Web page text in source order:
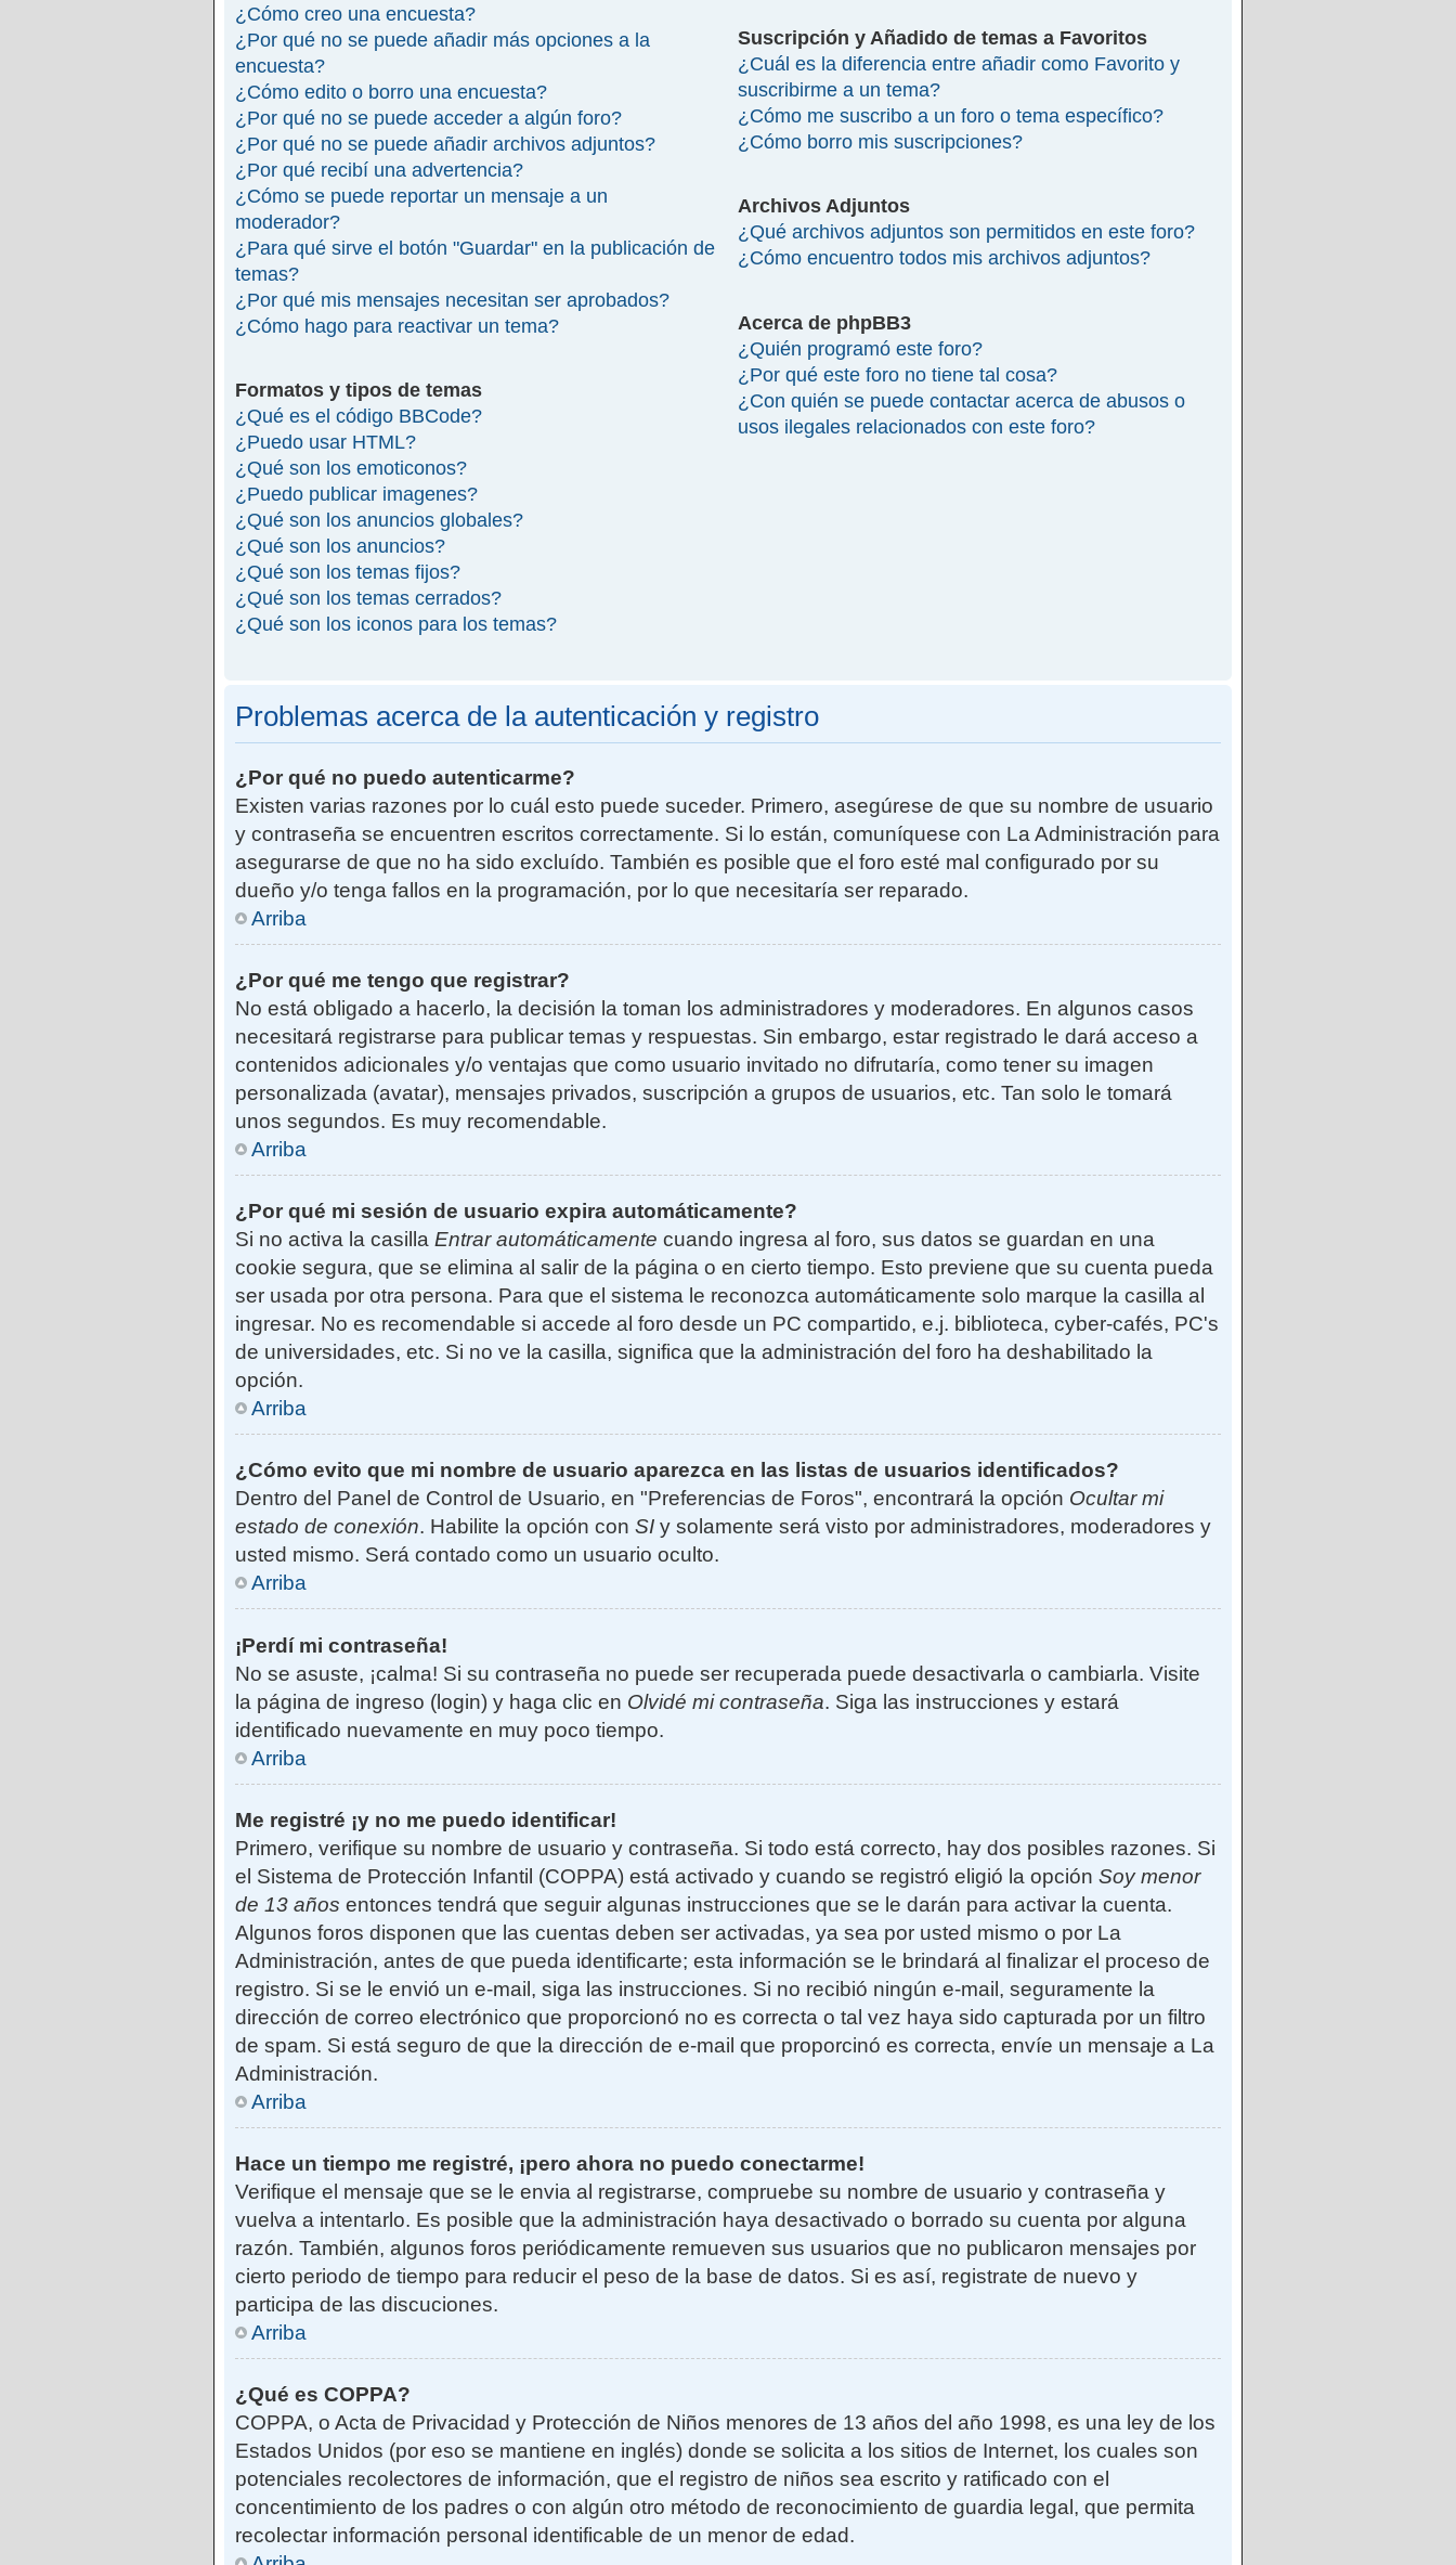
¿Cómo creo una encuesta?
¿Por qué no se puede añadir más opciones a la
encuesta?
¿Cómo edito o borro una encuesta?
¿Por qué no se puede acceder a algún foro?
¿Por qué no se puede añadir archivos adjuntos?
¿Por qué recibí una advertencia?
¿Cómo se puede reportar un mensaje a un
moderador?
¿Para qué sirve el botón "Guardar" en la publicación de
temas?
¿Por qué mis mensajes necesitan ser aprobados?
¿Cómo hago para reactivar un tema?
Formatos y tipos de temas
¿Qué es el código BBCode?
¿Puedo usar HTML?
¿Qué son los emoticonos?
¿Puedo publicar imagenes?
¿Qué son los anuncios globales?
¿Qué son los anuncios?
¿Qué son los temas fijos?
¿Qué son los temas cerrados?
¿Qué son los iconos para los temas?
Suscripción y Añadido de temas a Favoritos
¿Cuál es la diferencia entre añadir como Favorito y
suscribirme a un tema?
¿Cómo me suscribo a un foro o tema específico?
¿Cómo borro mis suscripciones?
Archivos Adjuntos
¿Qué archivos adjuntos son permitidos en este foro?
¿Cómo encuentro todos mis archivos adjuntos?
Acerca de phpBB3
¿Quién programó este foro?
¿Por qué este foro no tiene tal cosa?
¿Con quién se puede contactar acerca de abusos o
usos ilegales relacionados con este foro?
Problemas acerca de la autenticación y registro
¿Por qué no puedo autenticarme?
Existen varias razones por lo cuál esto puede suceder. Primero, asegúrese de que su nombre de usuario
y contraseña se encuentren escritos correctamente. Si lo están, comuníquese con La Administración para
asegurarse de que no ha sido excluído. También es posible que el foro esté mal configurado por su
dueño y/o tenga fallos en la programación, por lo que necesitaría ser reparado.
Arriba
¿Por qué me tengo que registrar?
No está obligado a hacerlo, la decisión la toman los administradores y moderadores. En algunos casos
necesitará registrarse para publicar temas y respuestas. Sin embargo, estar registrado le dará acceso a
contenidos adicionales y/o ventajas que como usuario invitado no difrutaría, como tener su imagen
personalizada (avatar), mensajes privados, suscripción a grupos de usuarios, etc. Tan solo le tomará
unos segundos. Es muy recomendable.
Arriba
¿Por qué mi sesión de usuario expira automáticamente?
Si no activa la casilla Entrar automáticamente cuando ingresa al foro, sus datos se guardan en una
cookie segura, que se elimina al salir de la página o en cierto tiempo. Esto previene que su cuenta pueda
ser usada por otra persona. Para que el sistema le reconozca automáticamente solo marque la casilla al
ingresar. No es recomendable si accede al foro desde un PC compartido, e.j. biblioteca, cyber-cafés, PC's
de universidades, etc. Si no ve la casilla, significa que la administración del foro ha deshabilitado la
opción.
Arriba
¿Cómo evito que mi nombre de usuario aparezca en las listas de usuarios identificados?
Dentro del Panel de Control de Usuario, en "Preferencias de Foros", encontrará la opción Ocultar mi
estado de conexión. Habilite la opción con SI y solamente será visto por administradores, moderadores y
usted mismo. Será contado como un usuario oculto.
Arriba
¡Perdí mi contraseña!
No se asuste, ¡calma! Si su contraseña no puede ser recuperada puede desactivarla o cambiarla. Visite
la página de ingreso (login) y haga clic en Olvidé mi contraseña. Siga las instrucciones y estará
identificado nuevamente en muy poco tiempo.
Arriba
Me registré ¡y no me puedo identificar!
Primero, verifique su nombre de usuario y contraseña. Si todo está correcto, hay dos posibles razones. Si
el Sistema de Protección Infantil (COPPA) está activado y cuando se registró eligió la opción Soy menor
de 13 años entonces tendrá que seguir algunas instrucciones que se le darán para activar la cuenta.
Algunos foros disponen que las cuentas deben ser activadas, ya sea por usted mismo o por La
Administración, antes de que pueda identificarte; esta información se le brindará al finalizar el proceso de
registro. Si se le envió un e-mail, siga las instrucciones. Si no recibió ningún e-mail, seguramente la
dirección de correo electrónico que proporcionó no es correcta o tal vez haya sido capturada por un filtro
de spam. Si está seguro de que la dirección de e-mail que proporcinó es correcta, envíe un mensaje a La
Administración.
Arriba
Hace un tiempo me registré, ¡pero ahora no puedo conectarme!
Verifique el mensaje que se le envia al registrarse, compruebe su nombre de usuario y contraseña y
vuelva a intentarlo. Es posible que la administración haya desactivado o borrado su cuenta por alguna
razón. También, algunos foros periódicamente remueven sus usuarios que no publicaron mensajes por
cierto periodo de tiempo para reducir el peso de la base de datos. Si es así, registrate de nuevo y
participa de las discuciones.
Arriba
¿Qué es COPPA?
COPPA, o Acta de Privacidad y Protección de Niños menores de 13 años del año 1998, es una ley de los
Estados Unidos (por eso se mantiene en inglés) donde se solicita a los sitios de Internet, los cuales son
potenciales recolectores de información, que el registro de niños sea escrito y ratificado con el
concentimiento de los padres o con algún otro método de reconocimiento de guardia legal, que permita
recolectar información personal identificable de un menor de edad.